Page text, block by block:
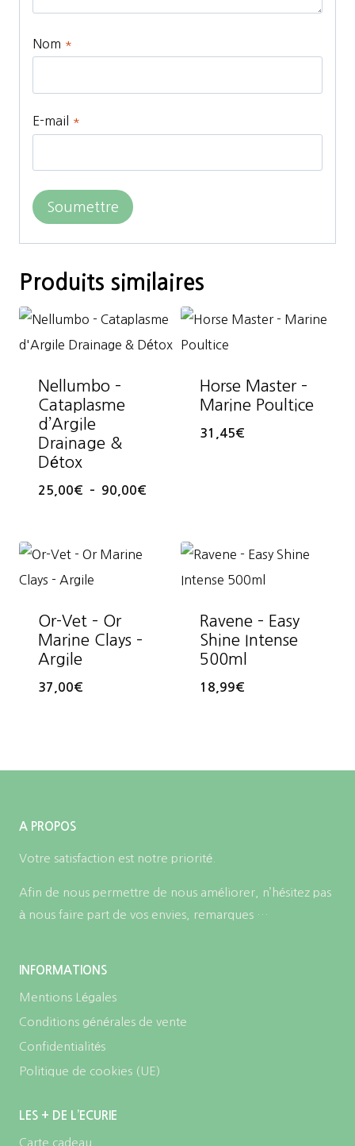
Nom *
E-mail *
Produits similaires
Nellumbo –
Cataplasme
d’Argile
Drainage &
Détox
25,00€ – 90,00€
Horse Master –
Marine Poultice
31,45€
Or-Vet – Or
Marine Clays –
Argile
37,00€
Ravene – Easy
Shine Intense
500ml
18,99€
A PROPOS
Votre satisfaction est notre priorité.
Afin de nous permettre de nous améliorer, n’hésitez pas
à nous faire part de vos envies, remarques …
INFORMATIONS
Mentions Légales
Conditions générales de vente
Confidentialités
Politique de cookies (UE)
LES + DE L’ECURIE
Carte cadeau